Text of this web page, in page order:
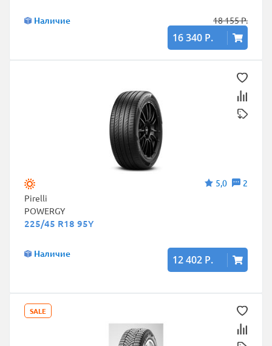
Наличие 18 155 Р.
16 340 Р.
5,0
2
Pirelli
POWERGY
225/45 R18 95Y
Наличие 12 402 Р.
SALE